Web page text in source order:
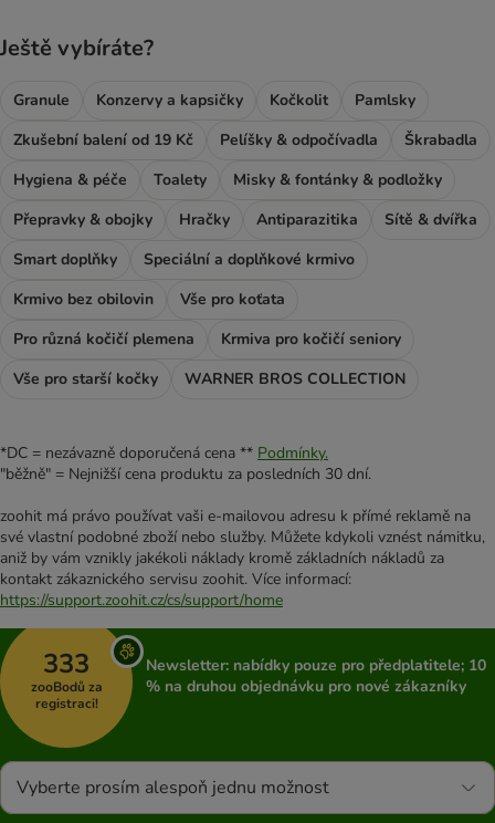
Ještě vybíráte?
Granule Konzervy a kapsičky Kočkolit
Pamlsky
Zkušební balení od 19 Kč
Pelíšky & odpočívadla
Škrabadla
Hygiena & péče
Toalety
Misky & fontánky & podložky
Přepravky & obojky
Hračky Antiparazitika
Sítě & dvířka
Smart doplňky
Speciální a doplňkové krmivo
Krmivo bez obilovin
Vše pro koťata
Pro různá kočičí plemena
Krmiva pro kočičí seniory
Vše pro starší kočky
WARNER BROS COLLECTION
*DC = nezávazně doporučená cena ** Podmínky.
"běžně" = Nejnižší cena produktu za posledních 30 dní.
zoohit má právo používat vaši e-mailovou adresu k přímé reklamě na
své vlastní podobné zboží nebo služby. Můžete kdykoli vznést námitku,
aniž by vám vznikly jakékoli náklady kromě základních nákladů za
kontakt zákaznického servisu zoohit. Více informací:
https://support.zoohit.cz/cs/support/home
333
zooBodů za
registraci!
Newsletter: nabídky pouze pro předplatitele; 10
% na druhou objednávku pro nové zákazníky
Vyberte prosím alespoň jednu možnost